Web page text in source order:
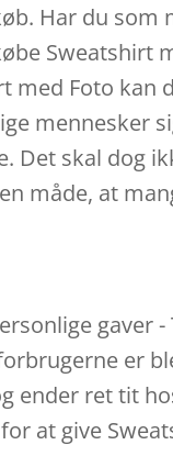
Har du som
Sweatshirt
Foto kan
mennesker
Det skal dog
måde, at
gaver -
er
ender ret tit
at give